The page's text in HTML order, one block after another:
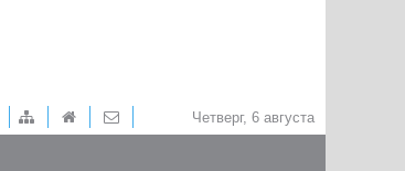
Четверг, 6 августа